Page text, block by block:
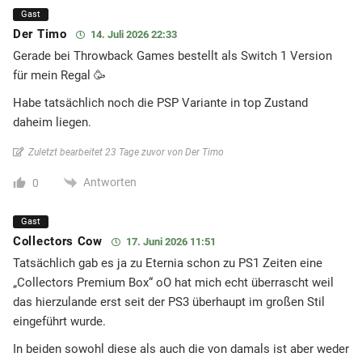
Gast
Der Timo 14. Juli 2026 22:33
Gerade bei Throwback Games bestellt als Switch 1 Version
für mein Regal 🥳
Habe tatsächlich noch die PSP Variante in top Zustand
daheim liegen.
Zuletzt bearbeitet 23 Tage zuvor von Der Timo
0 Antworten
Gast
Collectors Cow 17. Juni 2026 11:51
Tatsächlich gab es ja zu Eternia schon zu PS1 Zeiten eine
„Collectors Premium Box“ oO hat mich echt überrascht weil
das hierzulande erst seit der PS3 überhaupt im großen Stil
eingeführt wurde.
In beiden sowohl diese als auch die von damals ist aber weder